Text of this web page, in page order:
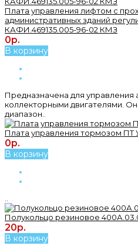
Плата управления лифтом с
административных зданий
КАФИ.469135.005-96-02 КМЗ
0р.
В корзину
Предназначена для управления
коллекторными двигателями.
диапазон..
Плата управления тормозом
0р.
В корзину
Полукольцо резиновое
20р.
В корзину